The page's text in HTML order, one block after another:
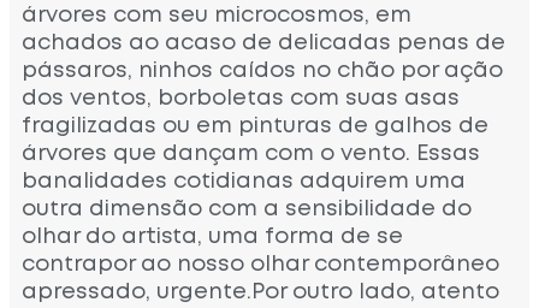
árvores com seu microcosmos, em
achados ao acaso de delicadas penas de
pássaros, ninhos caídos no chão por ação
dos ventos, borboletas com suas asas
fragilizadas ou em pinturas de galhos de
árvores que dançam com o vento. Essas
banalidades cotidianas adquirem uma
outra dimensão com a sensibilidade do
olhar do artista, uma forma de se
contrapor ao nosso olhar contemporâneo
apressado, urgente.Por outro lado, atento